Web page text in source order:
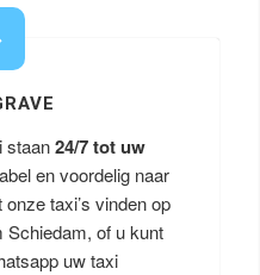
staan24/7 tot uw
en voordelig naar
taxi’s vinden op
Schiedam, of u kunt
uw taxi